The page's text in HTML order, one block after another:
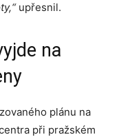
upřesnil.
na
plánu na
při pražském